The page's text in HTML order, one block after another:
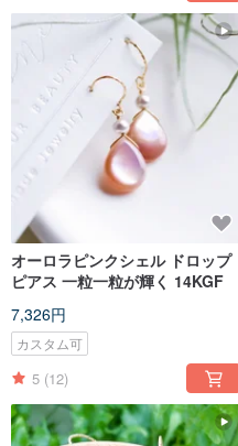
オーロラピンクシェル ドロップ
ピアス 一粒一粒が輝く 14KGF
7,326円
カスタム可
5 (12)